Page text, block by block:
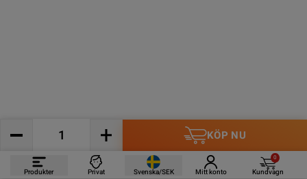
KÖP NU
Produkter Privat Svenska/SEK Mitt konto
0
Kundvagn